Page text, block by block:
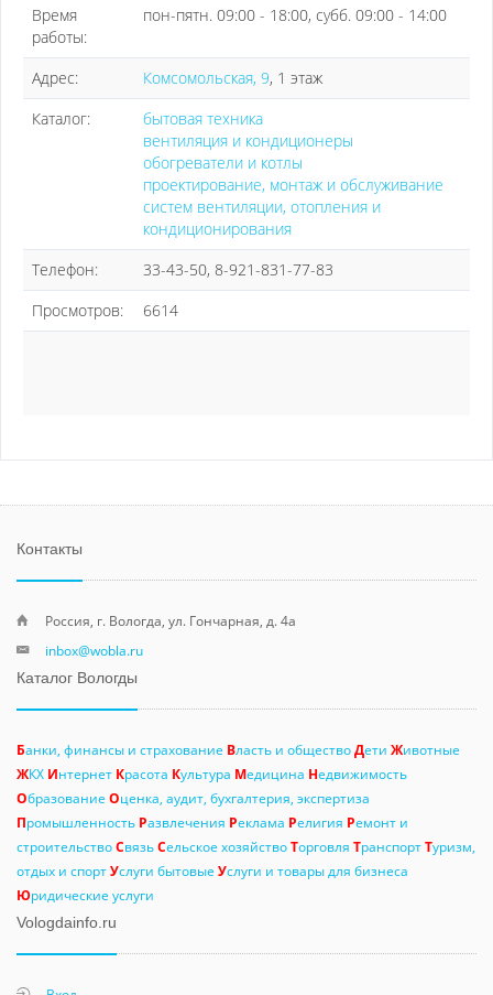
Время
работы:
пон-пятн. 09:00 - 18:00, субб. 09:00 - 14:00
Адрес: Комсомольская, 9, 1 этаж
Каталог:
бытовая техника
вентиляция и кондиционеры
обогреватели и котлы
проектирование, монтаж и обслуживание
систем вентиляции, отопления и
кондиционирования
Телефон:
33-43-50, 8-921-831-77-83
Просмотров:
6614
Контакты
Россия, г. Вологда, ул. Гончарная, д. 4а
inbox@wobla.ru
Каталог Вологды
Банки, финансы и страхование Власть и обществоДети Животные
ЖКХ Интернет Красота Культура Медицина Недвижимость
Образование Оценка, аудит, бухгалтерия, экспертиза
Промышленность Развлечения Реклама Религия Ремонт и
строительствоСвязьСельское хозяйствоТорговля ТранспортТуризм,
отдых и спортУслуги бытовые Услуги и товары для бизнеса
Юридические услуги
Vologdainfo.ru